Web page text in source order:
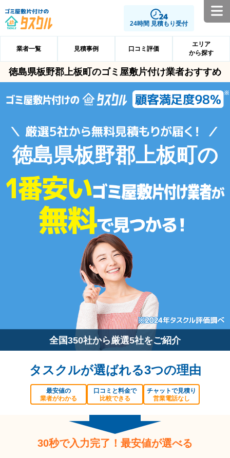
24時間 見積もり受付
業者一覧 見積事例 口コミ評価
エリア
から探す
徳島県板野郡上板町のゴミ屋敷片付け業者おすすめ
徳島県板野郡上板町の
全国350社から厳選5社をご紹介
タスクルが選ばれる3つの理由
最安値の
業者がわかる
口コミと料金で
比較できる
チャットで見積り
営業電話なし
30秒で入力完了！最安値が選べる